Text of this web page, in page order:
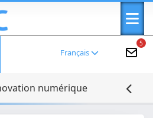
5
Français
numérique